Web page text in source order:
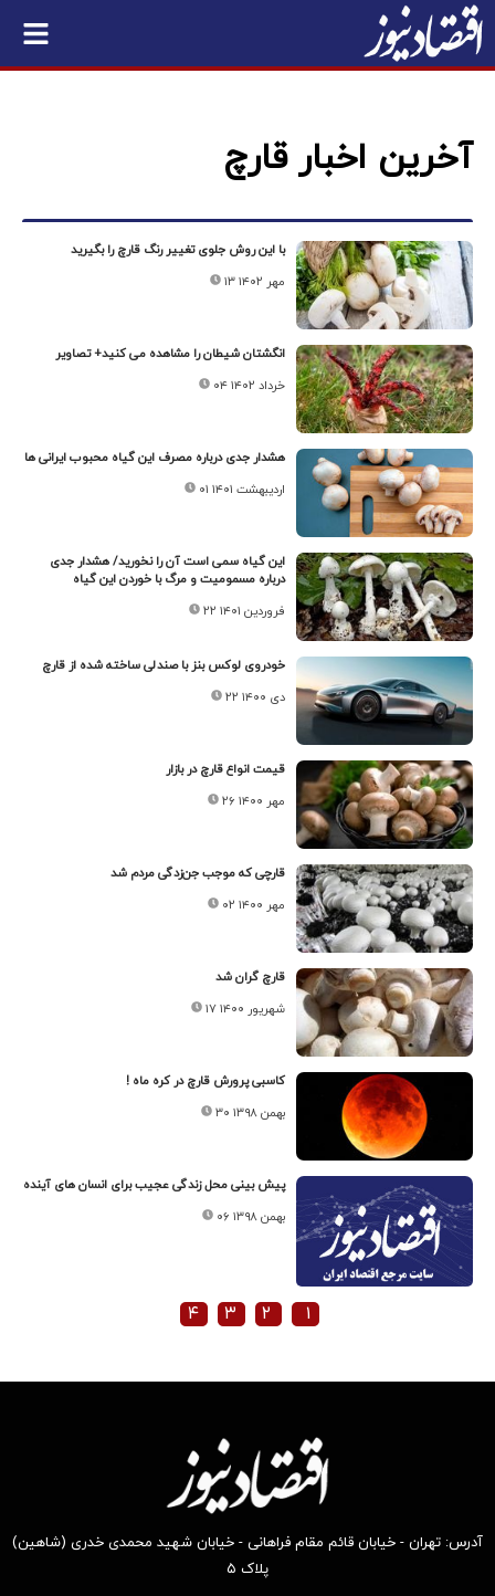
آخرین اخبار قارچ
با این روش جلوی تغییر رنگ قارچ را بگیرید
۱۳ مهر ۱۴۰۲
انگشتان شیطان را مشاهده می کنید+ تصاویر
۰۴ خرداد ۱۴۰۲
هشدار جدی درباره مصرف این گیاه محبوب ایرانی ها
۰۱ اردیبهشت ۱۴۰۱
این گیاه سمی است آن را نخورید/ هشدار جدی
درباره مسمومیت و مرگ با خوردن این گیاه
۲۲ فروردین ۱۴۰۱
خودروی لوکس بنز با صندلی ساخته شده از قارچ
۲۲ دی ۱۴۰۰
قیمت انواع قارچ در بازار
۲۶ مهر ۱۴۰۰
قارچی که موجب جن‌زدگی مردم شد
۰۲ مهر ۱۴۰۰
قارچ گران شد
۱۷ شهریور ۱۴۰۰
کاسبی پرورش قارچ در کره ماه !
۳۰ بهمن ۱۳۹۸
پیش بینی محل زندگی عجیب برای انسان های آینده
۰۶ بهمن ۱۳۹۸
۱ ۲ ۳ ۴
آدرس: تهران - خیابان قائم مقام فراهانی - خیابان شهید محمدی خدری (شاهین)
پلاک ۵